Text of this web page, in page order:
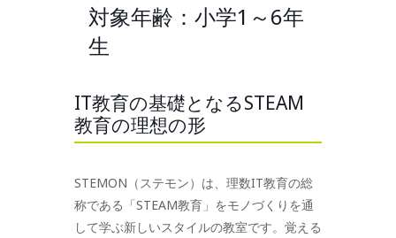
対象年齢：小学1～6年
生
IT教育の基礎となるSTEAM
教育の理想の形
STEMON（ステモン）は、理数IT教育の総
称である「STEAM教育」をモノづくりを通
して学ぶ新しいスタイルの教室です。覚える